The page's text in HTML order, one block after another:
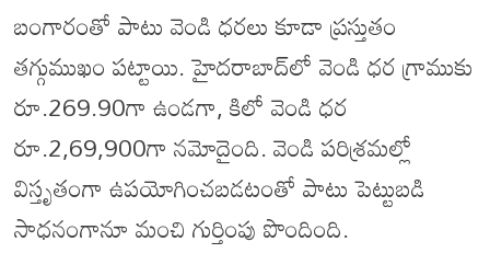
బంగారంతో పాటు వెండి ధరలు కూడా ప్రస్తుతం
తగ్గుముఖం పట్టాయి. హైదరాబాద్‌లో వెండి ధర గ్రాముకు
రూ.269.90గా ఉండగా, కిలో వెండి ధర
రూ.2,69,900గా నమోదైంది. వెండి పరిశ్రమల్లో
విస్తృతంగా ఉపయోగించబడటంతో పాటు పెట్టుబడి
సాధనంగానూ మంచి గుర్తింపు పొందింది.